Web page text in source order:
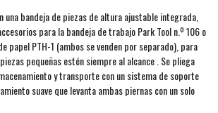
una bandeja de piezas de altura ajustable integrada,
para la bandeja de trabajo Park Tool n.º 106 o
papel PTH-1 (ambos se venden por separado), para
pequeñas estén siempre al alcance . Se pliega
y transporte con un sistema de soporte
suave que levanta ambas piernas con un solo